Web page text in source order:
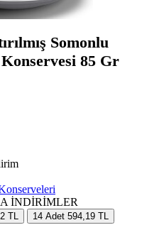
Somonlu
85 Gr
İNDİRİMLER
TL 14 Adet 594,19 TL